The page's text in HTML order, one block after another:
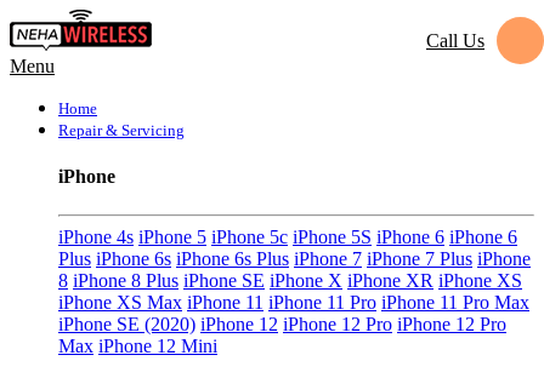
Menu
Call Us
Home
Repair & Servicing
iPhone
iPhone 4s iPhone 5 iPhone 5c iPhone 5S iPhone 6 iPhone 6
Plus iPhone 6s iPhone 6s Plus iPhone 7 iPhone 7 Plus iPhone
8 iPhone 8 Plus iPhone SE iPhone X iPhone XR iPhone XS
iPhone XS Max iPhone 11 iPhone 11 Pro iPhone 11 Pro Max
iPhone SE (2020) iPhone 12 iPhone 12 Pro iPhone 12 Pro
Max iPhone 12 Mini